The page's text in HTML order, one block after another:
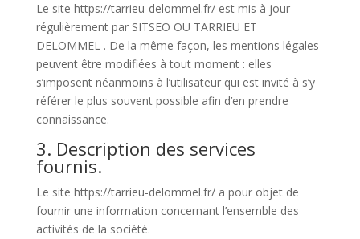
Le site https://tarrieu-delommel.fr/ est mis à jour
régulièrement par SITSEO OU TARRIEU ET
DELOMMEL . De la même façon, les mentions légales
peuvent être modifiées à tout moment : elles
s’imposent néanmoins à l’utilisateur qui est invité à s’y
référer le plus souvent possible afin d’en prendre
connaissance.
3. Description des services
fournis.
Le site https://tarrieu-delommel.fr/ a pour objet de
fournir une information concernant l’ensemble des
activités de la société.